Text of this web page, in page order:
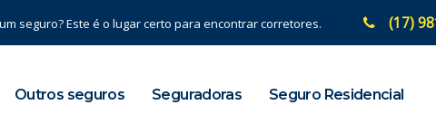
seguro? Este é o lugar certo para encontrar corretores. (17)
Outros seguros Seguradoras Seguro Residencial